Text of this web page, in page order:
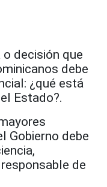
decisión que
debe
¿qué está
Estado?.
Gobierno debe
de